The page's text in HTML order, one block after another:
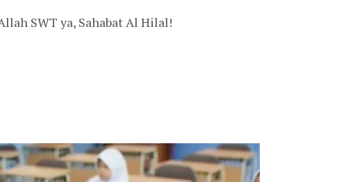
SWT ya, Sahabat Al Hilal!